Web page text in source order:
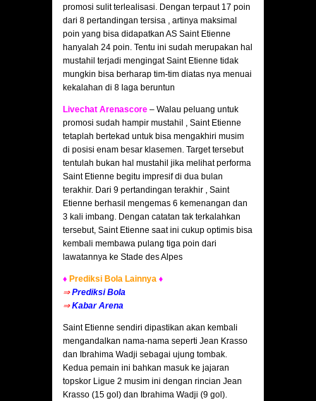
promosi sulit terlealisasi. Dengan terpaut 17 poin
dari 8 pertandingan tersisa , artinya maksimal
poin yang bisa didapatkan AS Saint Etienne
hanyalah 24 poin. Tentu ini sudah merupakan hal
mustahil terjadi mengingat Saint Etienne tidak
mungkin bisa berharap tim-tim diatas nya menuai
kekalahan di 8 laga beruntun
Livechat Arenascore – Walau peluang untuk
promosi sudah hampir mustahil , Saint Etienne
tetaplah bertekad untuk bisa mengakhiri musim
di posisi enam besar klasemen. Target tersebut
tentulah bukan hal mustahil jika melihat performa
Saint Etienne begitu impresif di dua bulan
terakhir. Dari 9 pertandingan terakhir , Saint
Etienne berhasil mengemas 6 kemenangan dan
3 kali imbang. Dengan catatan tak terkalahkan
tersebut, Saint Etienne saat ini cukup optimis bisa
kembali membawa pulang tiga poin dari
lawatannya ke Stade des Alpes
♦ Prediksi Bola Lainnya ♦
⇒ Prediksi Bola
⇒ Kabar Arena
Saint Etienne sendiri dipastikan akan kembali
mengandalkan nama-nama seperti Jean Krasso
dan Ibrahima Wadji sebagai ujung tombak.
Kedua pemain ini bahkan masuk ke jajaran
topskor Ligue 2 musim ini dengan rincian Jean
Krasso (15 gol) dan Ibrahima Wadji (9 gol).